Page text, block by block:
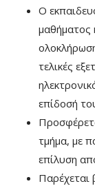
Ο
μαθήματος
τελικές
επίδοσή
τμήμα, με
επίλυση
Παρέχεται